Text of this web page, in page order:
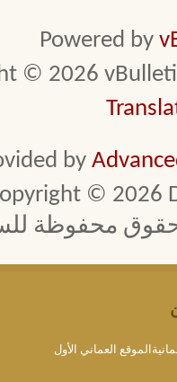
Powered by
© 2026
by
© 2026
محفوظة للسبلة
العماني الأول